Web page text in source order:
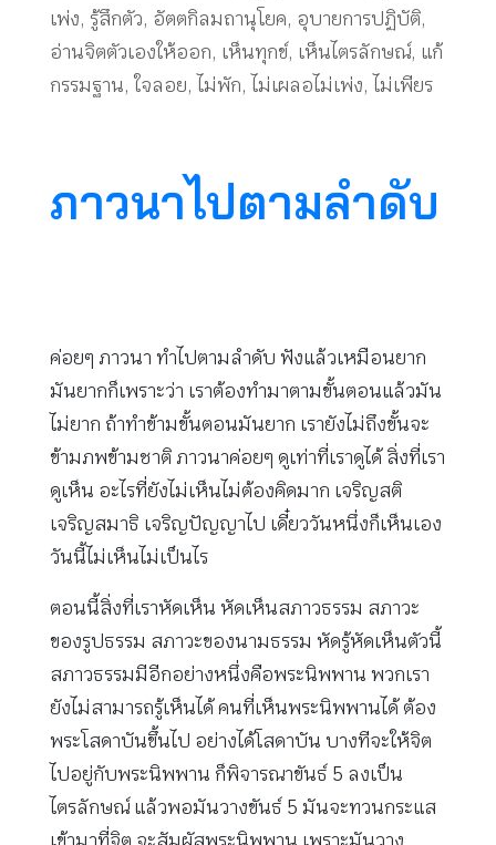
เพ่ง, รู้สึกตัว, อัตตกิลมถานุโยค, อุบายการปฏิบัติ,
อ่านจิตตัวเองให้ออก, เห็นทุกข์, เห็นไตรลักษณ์, แก้
กรรมฐาน, ใจลอย, ไม่พัก, ไม่เผลอไม่เพ่ง, ไม่เพียร
ภาวนาไปตามลำดับ
ค่อยๆ ภาวนา ทำไปตามลำดับ ฟังแล้วเหมือนยาก
มันยากก็เพราะว่า เราต้องทำมาตามขั้นตอนแล้วมัน
ไม่ยาก ถ้าทำข้ามขั้นตอนมันยาก เรายังไม่ถึงขั้นจะ
ข้ามภพข้ามชาติ ภาวนาค่อยๆ ดูเท่าที่เราดูได้ สิ่งที่เรา
ดูเห็น อะไรที่ยังไม่เห็นไม่ต้องคิดมาก เจริญสติ
เจริญสมาธิ เจริญปัญญาไป เดี๋ยววันหนึ่งก็เห็นเอง
วันนี้ไม่เห็นไม่เป็นไร
ตอนนี้สิ่งที่เราหัดเห็น หัดเห็นสภาวธรรม สภาวะ
ของรูปธรรม สภาวะของนามธรรม หัดรู้หัดเห็นตัวนี้
สภาวธรรมมีอีกอย่างหนึ่งคือพระนิพพาน พวกเรา
ยังไม่สามารถรู้เห็นได้ คนที่เห็นพระนิพพานได้ ต้อง
พระโสดาบันขึ้นไป อย่างได้โสดาบัน บางทีจะให้จิต
ไปอยู่กับพระนิพพาน ก็พิจารณาขันธ์ 5 ลงเป็น
ไตรลักษณ์ แล้วพอมันวางขันธ์ 5 มันจะทวนกระแส